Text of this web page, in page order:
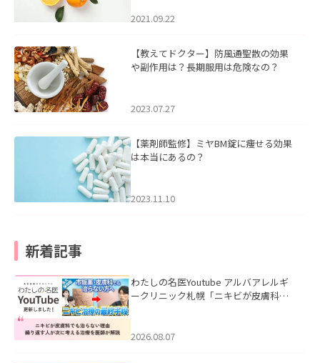
2021.09.22
【教えてドクター】防風通聖散の効果
や副作用は？長期服用は危険なの？
2023.07.27
【薬剤師監修】ミヤBM錠に痩せる効果
は本当にあるの？
2023.11.10
新着記事
わたしの名医Youtube アルバアレルギ
ークリニック札幌「ニキビが皮膚科で
ました。
2026.08.07